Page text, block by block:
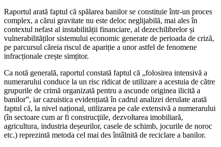
Raportul arată faptul că spălarea banilor se constituie într-un proces
complex, a cărui gravitate nu este deloc neglijabilă, mai ales în
contextul nefast al instabilității financiare, al dezechilibrelor și
vulnerabilităților sistemului economic generate de perioada de crizã,
pe parcursul cãreia riscul de apariție a unor astfel de fenomene
infracționale crește simțitor.
Ca notă generală, raportul constată faptul că „folosirea intensivă a
numerarului conduce la un risc ridicat de utilizare a acestuia de către
grupurile de crimă organizată pentru a ascunde originea ilicită a
banilor”, iar cazuistica evidențiată în cadrul analizei derulate arată
faptul că, la nivel național, utilizarea pe cale extensivă a numerarului
(în sectoare cum ar fi construcţiile, dezvoltarea imobiliară,
agricultura, industria deșeurilor, casele de schimb, jocurile de noroc
etc.) reprezintă metoda cel mai des întâlnită de reciclare a banilor.